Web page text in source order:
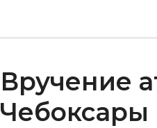
Вручение
Чебоксары